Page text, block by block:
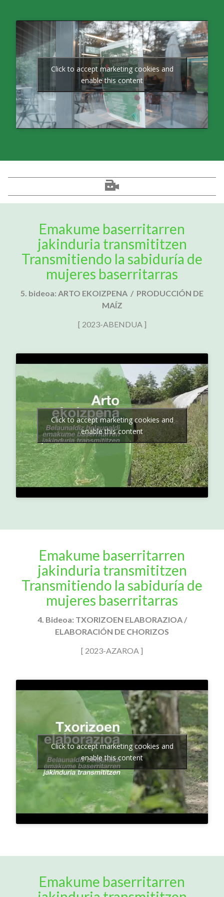
Click to accept marketing cookies and
enable this content
Emakume baserritarren
jakinduria transmititzen
Transmitiendo la sabiduría de
mujeres baserritarras
5. bideoa: ARTO EKOIZPENA / PRODUCCIÓN DE
MAÍZ
[ 2023-ABENDUA ]
Click to accept marketing cookies and
enable this content
Emakume baserritarren
jakinduria transmititzen
Transmitiendo la sabiduría de
mujeres baserritarras
4. Bideoa: TXORIZOEN ELABORAZIOA /
ELABORACIÓN DE CHORIZOS
[ 2023-AZAROA ]
Click to accept marketing cookies and
enable this content
Emakume baserritarren